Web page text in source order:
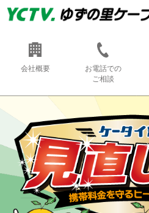
会社概要
お電話での
ご相談